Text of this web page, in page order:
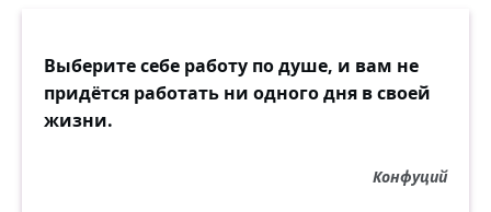
Выберите себе работу по душе, и вам не
придётся работать ни одного дня в своей
жизни.
Конфуций